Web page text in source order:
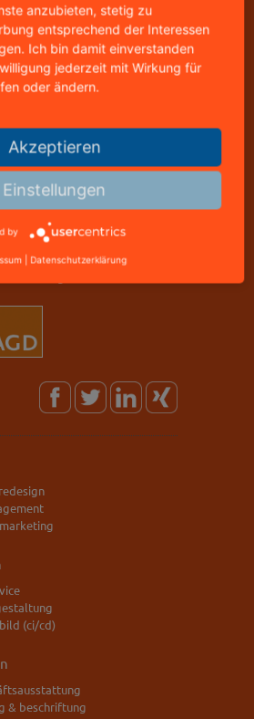
anzubieten, stetig zu
entsprechend der Interessen
Ich bin damit einverstanden
jederzeit mit Wirkung für
oder ändern.
Akzeptieren
Einstellungen
by
Datenschutzerklärung
stündl
4
823502
- 17.00 uhr
(ci/cd)
& beschriftung